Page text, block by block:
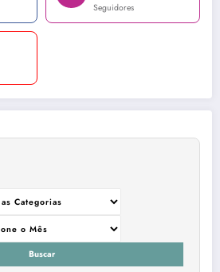
Seguidores
Buscar